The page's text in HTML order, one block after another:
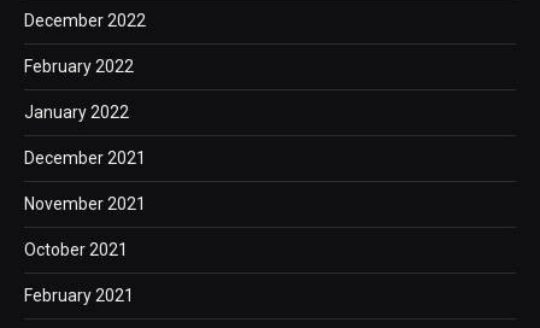
December 2022
February 2022
January 2022
December 2021
November 2021
October 2021
February 2021